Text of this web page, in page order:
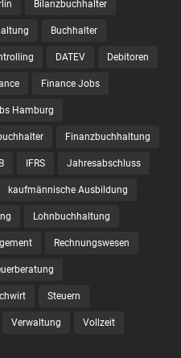
Bilanzbuchhalter
Buchhalter
DATEV Debitoren
Finance Jobs
Hamburg
Finanzbuchhaltung
IFRS Jahresabschluss
kaufmännische Ausbildung
Lohnbuchhaltung
Rechnungswesen
Steuern
Verwaltung Vollzeit